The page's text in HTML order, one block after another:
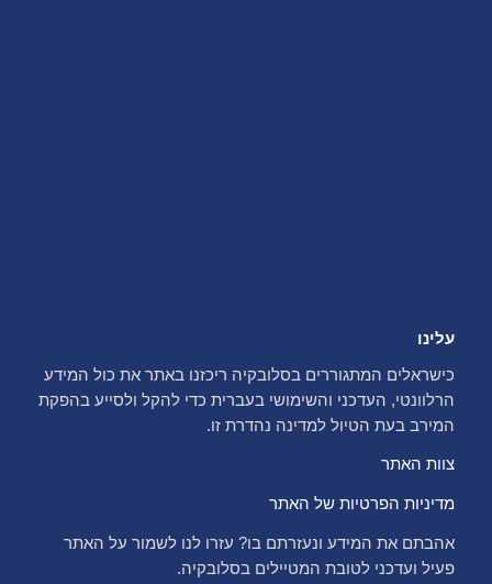
עלינו
כישראלים המתגוררים בסלובקיה ריכזנו באתר את כול המידע
הרלוונטי, העדכני והשימושי בעברית כדי להקל ולסייע בהפקת
המירב בעת הטיול למדינה נהדרת זו.
צוות האתר
מדיניות הפרטיות של האתר
אהבתם את המידע ונעזרתם בו? עזרו לנו לשמור על האתר
פעיל ועדכני לטובת המטיילים בסלובקיה.